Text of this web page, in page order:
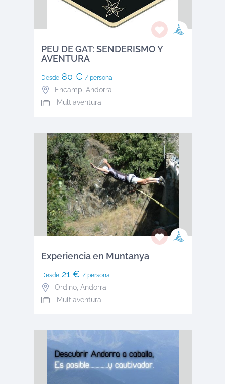
PEU DE GAT: SENDERISMO Y
AVENTURA
Desde80 € / persona
Encamp Andorra
Multiaventura
Experiencia en Muntanya
Desde21 € / persona
Ordino, Andorra
Multiaventura